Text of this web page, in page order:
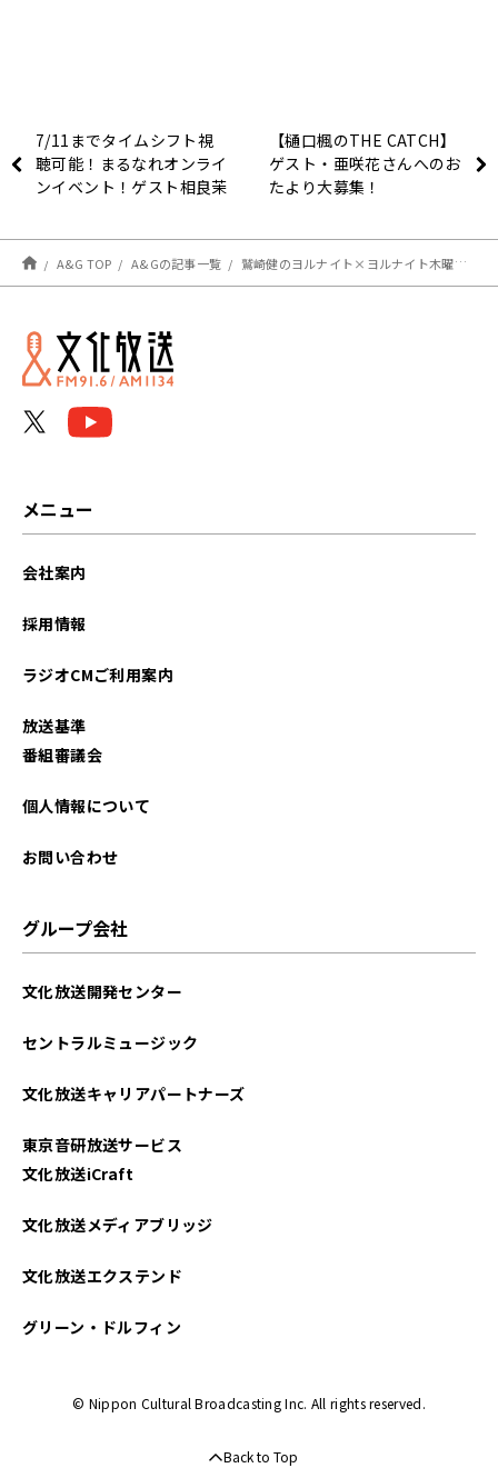
7/11までタイムシフト視
聴可能！まるなれオンライ
ンイベント！ゲスト相良茉
るくなぁれ！】
【樋口楓のTHE CATCH】
ゲスト・亜咲花さんへのお
たより大募集！
A&G TOP A&Gの記事一覧 鷲崎健のヨルナイト×ヨルナイト木曜日！ #１０９３レポート
メニュー
会社案内
採用情報
ラジオCMご利用案内
放送基準
番組審議会
個人情報について
お問い合わせ
グループ会社
文化放送開発センター
セントラルミュージック
文化放送キャリアパートナーズ
東京音研放送サービス
文化放送iCraft
文化放送メディアブリッジ
文化放送エクステンド
グリーン・ドルフィン
© Nippon Cultural Broadcasting Inc. All rights reserved.
Back to Top